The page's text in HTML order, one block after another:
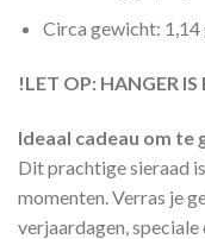
Circa gewicht: 1,14
!LET OP: HANGER
Ideaal cadeau om te
Dit prachtige sieraad
momenten. Verras je
verjaardagen, speciale